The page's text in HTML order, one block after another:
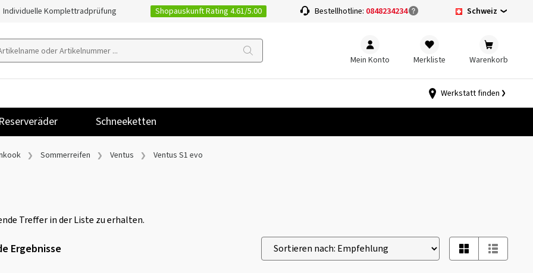
Individuelle Komplettradprüfung Shopauskunft Rating 4.61/5.00 Bestellhotline: 0848234234 Schweiz
Mein Konto Merkliste Warenkorb
Reserveräder Schneeketten
Werkstatt finden
Sommerreifen Ventus Ventus S1 evo
Treffer in der Liste zu erhalten.
Ergebnisse